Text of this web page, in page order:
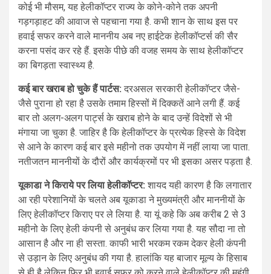
कोई भी मौसम, यह हेलीकॉप्टर राज्य के कोने-कोने तक अपनी
गड़गड़ाहट की आवाज से पहचाना गया है. कभी शान के साथ इस पर
हवाई सफर करने वाले माननीय अब नए हाईटेक हेलीकॉप्टर्स की सैर
करना पसंद कर रहे हैं. इसके पीछे की वजह समय के साथ हेलीकॉप्टर
का बिगड़ता स्वास्थ्य है.
कई बार खराब हो चुके हैं पार्टस: दरअसल सरकारी हेलीकॉप्टर जैसे-
जैसे पुराना हो रहा है उसके तमाम हिस्सों में दिक्कतें आने लगी हैं. कई
बार तो अलग-अलग पार्ट्स के खराब होने के बाद उन्हें विदेशों से भी
मंगाया जा चुका है. जाहिर है कि हेलीकॉप्टर के प्रत्येक हिस्से के विदेश
से आने के कारण कई बार इसे महीनो तक उपयोग में नहीं लाया जा पाता.
नतीजतन माननीयों के दौरों और कार्यक्रमों पर भी इसका असर पड़ता है.
यूकाडा ने किराये पर लिया हेलीकॉप्टर: शायद यही कारण है कि लगातार
आ रही परेशानियों के चलते अब यूकाडा ने मुख्यमंत्री और माननीयों के
लिए हेलीकॉप्टर किराए पर ले लिया है. या यूं कहे कि अब करीब 2 से 3
महीनो के लिए हेली कंपनी से अनुबंध कर लिया गया है. यह सौदा ना तो
आसान है और ना ही सस्ता. काफी भारी भरकम रकम देकर हेली कंपनी
से उड़ान के लिए अनुबंध की गया है. हालांकि यह बाजार मूल्य के हिसाब